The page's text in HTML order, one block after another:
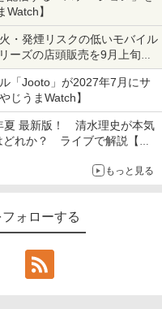
】
・発煙リスクの低いモバイル
ーズの店頭販売を9月上旬に
「Jooto」が2027年7月にサ
じうまWatch】
夏 最新版！ 清水理史が本気
どれか？ ライブで解説【清
もっと見る
ォローする